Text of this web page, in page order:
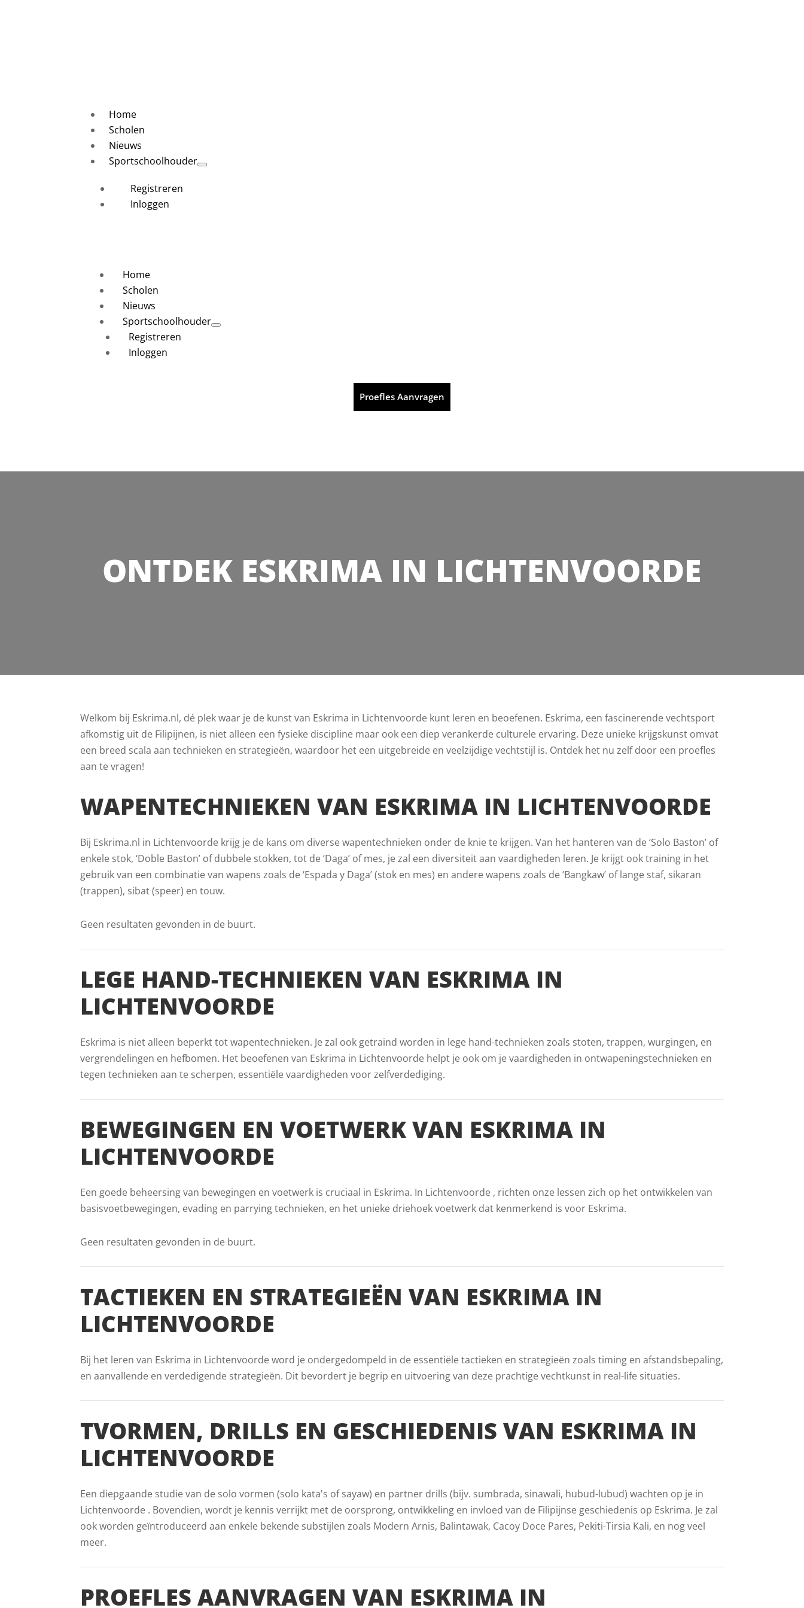
Home
Scholen
Nieuws
Sportschoolhouder
Registreren
Inloggen
Home
Scholen
Nieuws
Sportschoolhouder
Registreren
Inloggen
Proefles Aanvragen
ONTDEK ESKRIMA IN LICHTENVOORDE
Welkom bij Eskrima.nl, dé plek waar je de kunst van Eskrima in Lichtenvoorde kunt leren en beoefenen. Eskrima, een fascinerende vechtsport
afkomstig uit de Filipijnen, is niet alleen een fysieke discipline maar ook een diep verankerde culturele ervaring. Deze unieke krijgskunst omvat
een breed scala aan technieken en strategieën, waardoor het een uitgebreide en veelzijdige vechtstijl is. Ontdek het nu zelf door een proefles
aan te vragen!
WAPENTECHNIEKEN VAN ESKRIMA IN LICHTENVOORDE
Bij Eskrima.nl in Lichtenvoorde krijg je de kans om diverse wapentechnieken onder de knie te krijgen. Van het hanteren van de ‘Solo Baston’ of
enkele stok, ‘Doble Baston’ of dubbele stokken, tot de ‘Daga’ of mes, je zal een diversiteit aan vaardigheden leren. Je krijgt ook training in het
gebruik van een combinatie van wapens zoals de ‘Espada y Daga’ (stok en mes) en andere wapens zoals de ‘Bangkaw’ of lange staf, sikaran
(trappen), sibat (speer) en touw.
Geen resultaten gevonden in de buurt.
LEGE HAND-TECHNIEKEN VAN ESKRIMA IN
LICHTENVOORDE
Eskrima is niet alleen beperkt tot wapentechnieken. Je zal ook getraind worden in lege hand-technieken zoals stoten, trappen, wurgingen, en
vergrendelingen en hefbomen. Het beoefenen van Eskrima in Lichtenvoorde helpt je ook om je vaardigheden in ontwapeningstechnieken en
tegen technieken aan te scherpen, essentiële vaardigheden voor zelfverdediging.
BEWEGINGEN EN VOETWERK VAN ESKRIMA IN
LICHTENVOORDE
Een goede beheersing van bewegingen en voetwerk is cruciaal in Eskrima. In Lichtenvoorde , richten onze lessen zich op het ontwikkelen van
basisvoetbewegingen, evading en parrying technieken, en het unieke driehoek voetwerk dat kenmerkend is voor Eskrima.
Geen resultaten gevonden in de buurt.
TACTIEKEN EN STRATEGIEËN VAN ESKRIMA IN
LICHTENVOORDE
Bij het leren van Eskrima in Lichtenvoorde word je ondergedompeld in de essentiële tactieken en strategieën zoals timing en afstandsbepaling,
en aanvallende en verdedigende strategieën. Dit bevordert je begrip en uitvoering van deze prachtige vechtkunst in real-life situaties.
TVORMEN, DRILLS EN GESCHIEDENIS VAN ESKRIMA IN
LICHTENVOORDE
Een diepgaande studie van de solo vormen (solo kata's of sayaw) en partner drills (bijv. sumbrada, sinawali, hubud-lubud) wachten op je in
Lichtenvoorde . Bovendien, wordt je kennis verrijkt met de oorsprong, ontwikkeling en invloed van de Filipijnse geschiedenis op Eskrima. Je zal
ook worden geïntroduceerd aan enkele bekende substijlen zoals Modern Arnis, Balintawak, Cacoy Doce Pares, Pekiti-Tirsia Kali, en nog veel
meer.
PROEFLES AANVRAGEN VAN ESKRIMA IN